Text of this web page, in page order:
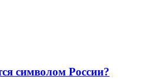
символом России?